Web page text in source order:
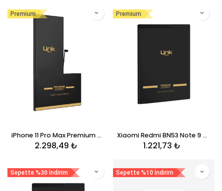
Premium
iPhone 11 Pro Max Premium Telefon Bataryası 3969 mAh
2.298,49 ₺
Premium
Xiaomi Redmi BN53 Note 9 Pro Premium Telefon Bataryası 5020 mAh
1.221,73 ₺
Sepette %30 İndirim Sepette %10 İndirim